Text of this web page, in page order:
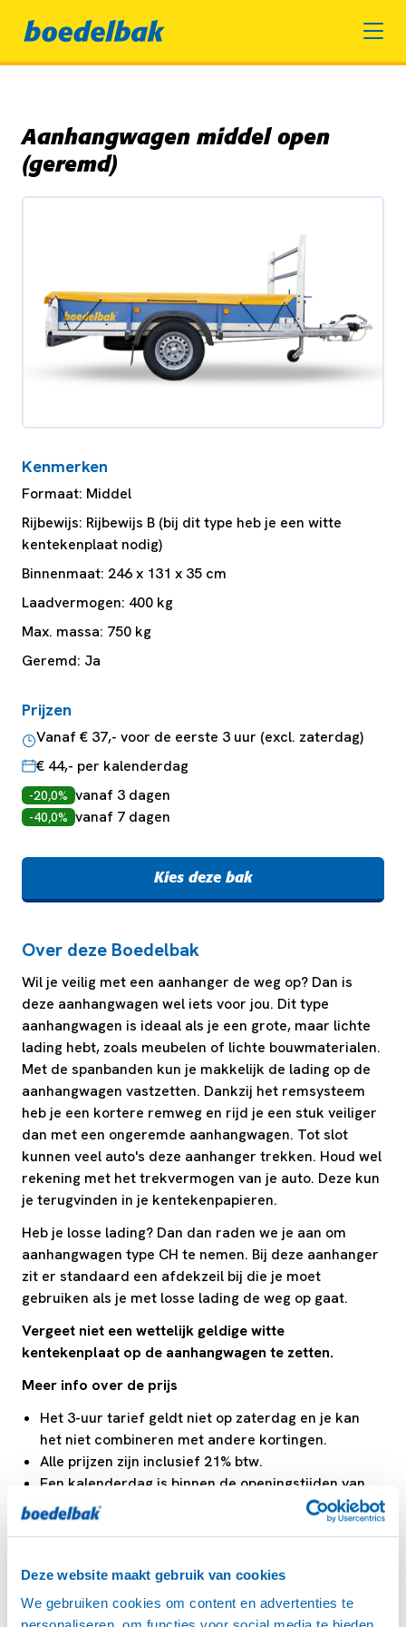
Deze website maakt gebruik van cookies
We gebruiken cookies om content en advertenties te
Aanhangwagen middel open
(geremd)
Kenmerken
Formaat: Middel
Rijbewijs: Rijbewijs B (bij dit type heb je een witte
kentekenplaat nodig)
Binnenmaat: 246 x 131 x 35 cm
Laadvermogen: 400 kg
Max. massa: 750 kg
Geremd: Ja
Prijzen
Vanaf € 37,- voor de eerste 3 uur (excl. zaterdag)
€ 44,- per kalenderdag
-20,0% vanaf 3 dagen
-40,0% vanaf 7 dagen
Kies deze bak
Over deze Boedelbak
Wil je veilig met een aanhanger de weg op? Dan is
deze aanhangwagen wel iets voor jou. Dit type
aanhangwagen is ideaal als je een grote, maar lichte
lading hebt, zoals meubelen of lichte bouwmaterialen.
Met de spanbanden kun je makkelijk de lading op de
aanhangwagen vastzetten. Dankzij het remsysteem
heb je een kortere remweg en rijd je een stuk veiliger
dan met een ongeremde aanhangwagen. Tot slot
kunnen veel auto's deze aanhanger trekken. Houd wel
rekening met het trekvermogen van je auto. Deze kun
je terugvinden in je kentekenpapieren.
Heb je losse lading? Dan dan raden we je aan om
aanhangwagen type CH te nemen. Bij deze aanhanger
zit er standaard een afdekzeil bij die je moet
gebruiken als je met losse lading de weg op gaat.
Vergeet niet een wettelijk geldige witte
kentekenplaat op de aanhangwagen te zetten.
Meer info over de prijs
Het 3-uur tarief geldt niet op zaterdag en je kan
het niet combineren met andere kortingen.
Alle prijzen zijn inclusief 21% btw.
Een kalenderdag is binnen de openingstijden van
de verhuurlocatie.
Wij raden je aan om je aanhangwagen online te
Goed om te weten